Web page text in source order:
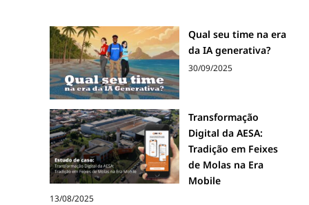
Qual seu time na era
da IA generativa?
30/09/2025
Transformação
Digital da AESA:
Tradição em Feixes
de Molas na Era
Mobile
13/08/2025